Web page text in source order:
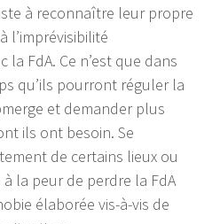
à reconnaître leur propre
l’imprévisibilité
la FdA. Ce n’est que dans
qu’ils pourront réguler la
et demander plus
ils ont besoin. Se
de certains lieux ou
la peur de perdre la FdA
élaborée vis-à-vis de